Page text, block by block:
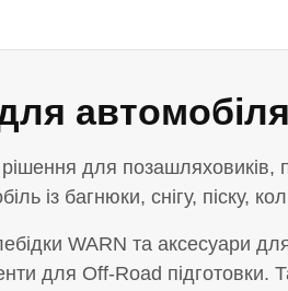
для позашляховиків,
із багнюки, снігу, піску,
лебідки WARN та аксесуари
для Off-Road